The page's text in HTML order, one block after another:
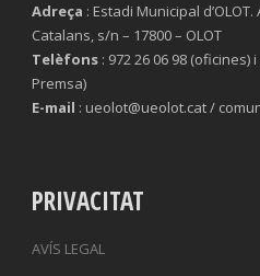
Adreça : Estadi Municipal
Catalans, s/n – 17800 – OLOT
Telèfons : 972 26 06 98 (oficines)
Premsa)
E-mail : ueolot@ueolot.cat /
PRIVACITAT
AVÍS LEGAL